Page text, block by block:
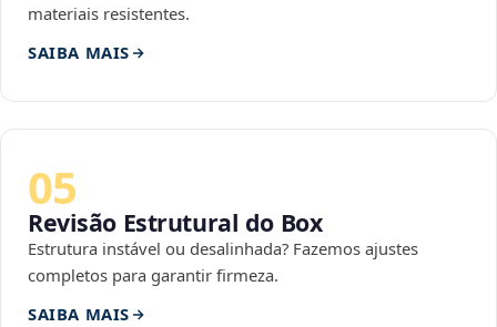
materiais resistentes.
SAIBA MAIS
05
Revisão Estrutural do Box
Estrutura instável ou desalinhada? Fazemos ajustes
completos para garantir firmeza.
SAIBA MAIS